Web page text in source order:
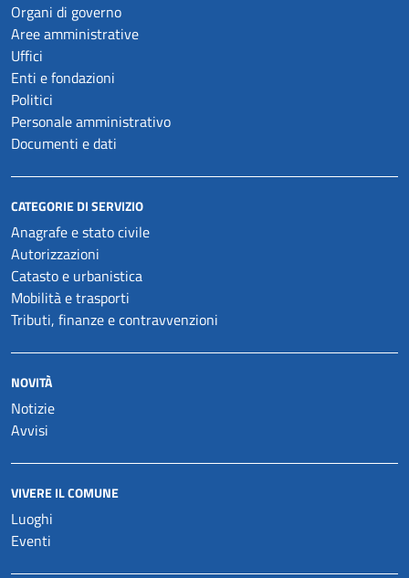
Organi di governo
Aree amministrative
Uffici
Enti e fondazioni
Politici
Personale amministrativo
Documenti e dati
CATEGORIE DI SERVIZIO
Anagrafe e stato civile
Autorizzazioni
Catasto e urbanistica
Mobilità e trasporti
Tributi, finanze e contravvenzioni
NOVITÀ
Notizie
Avvisi
VIVERE IL COMUNE
Luoghi
Eventi